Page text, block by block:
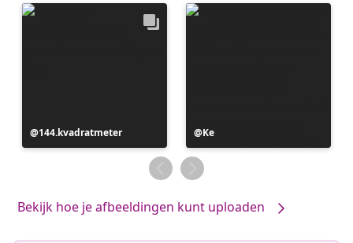
Bericht
gepubliceerd
144.kvadratmeter
Bericht
gepubliceerd
door
Ke
Bekijk hoe je afbeeldingen kunt uploaden